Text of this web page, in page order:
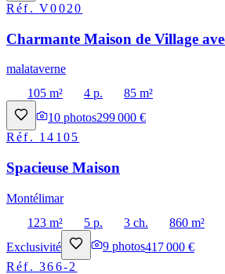
Réf.V0020
Charmante Maison de Village
malataverne
105 m²
4 p.
85 m²
10 photos299 000 €
Réf. 14105
Spacieuse Maison
Montélimar
123 m²
5 p. 3 ch.
860 m²
Exclusivité
9 photos417 000 €
Réf.366-2